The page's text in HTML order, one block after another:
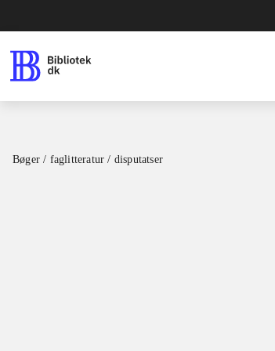
Bøger / faglitteratur / disputatser